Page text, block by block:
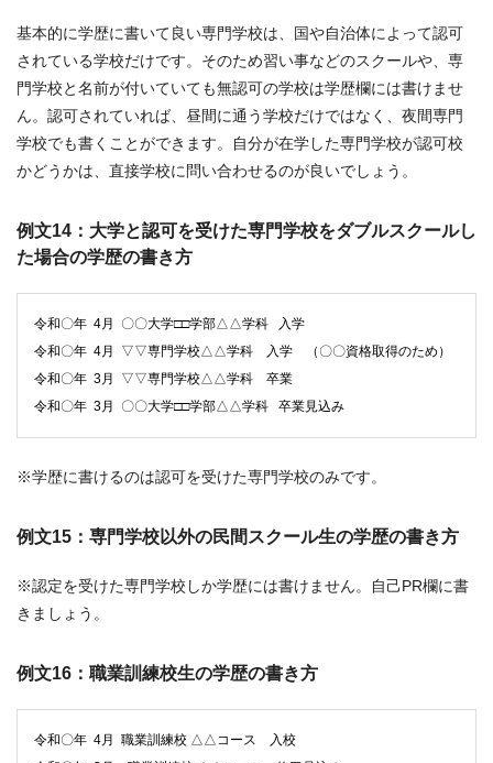
基本的に学歴に書いて良い専門学校は、国や自治体によって認可
されている学校だけです。そのため習い事などのスクールや、専
門学校と名前が付いていても無認可の学校は学歴欄には書けませ
ん。認可されていれば、昼間に通う学校だけではなく、夜間専門
学校でも書くことができます。自分が在学した専門学校が認可校
かどうかは、直接学校に問い合わせるのが良いでしょう。
例文14：大学と認可を受けた専門学校をダブルスクールし
た場合の学歴の書き方
令和〇年 4月 〇〇大学□□学部△△学科 入学
令和〇年 4月 ▽▽専門学校△△学科 入学 （〇〇資格取得のため）
令和〇年 3月 ▽▽専門学校△△学科 卒業
令和〇年 3月 〇〇大学□□学部△△学科 卒業見込み
※学歴に書けるのは認可を受けた専門学校のみです。
例文15：専門学校以外の民間スクール生の学歴の書き方
※認定を受けた専門学校しか学歴には書けません。自己PR欄に書
きましょう。
例文16：職業訓練校生の学歴の書き方
令和〇年 4月 職業訓練校 △△コース 入校